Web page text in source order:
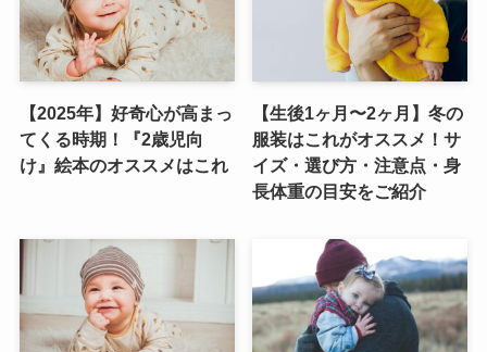
【2025年】好奇心が高まっ
てくる時期！『2歳児向
け』絵本のオススメはこれ
【生後1ヶ月〜2ヶ月】冬の
服装はこれがオススメ！サ
イズ・選び方・注意点・身
長体重の目安をご紹介